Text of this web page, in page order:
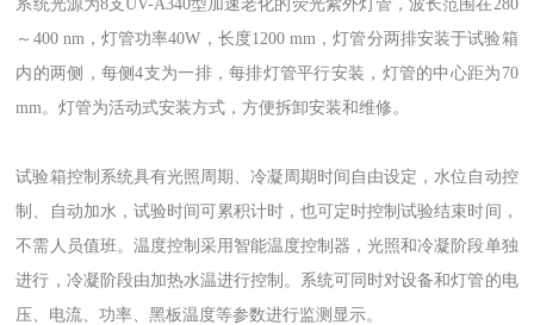
系统光源为8支UV-A340型加速老化的荧光紫外灯管，波长范围在280
～400 nm，灯管功率40W，长度1200 mm，灯管分两排安装于试验箱
内的两侧，每侧4支为一排，每排灯管平行安装，灯管的中心距为70
mm。灯管为活动式安装方式，方便拆卸安装和维修。
试验箱控制系统具有光照周期、冷凝周期时间自由设定，水位自动控
制、自动加水，试验时间可累积计时，也可定时控制试验结束时间，
不需人员值班。温度控制采用智能温度控制器，光照和冷凝阶段单独
进行，冷凝阶段由加热水温进行控制。系统可同时对设备和灯管的电
压、电流、功率、黑板温度等参数进行监测显示。